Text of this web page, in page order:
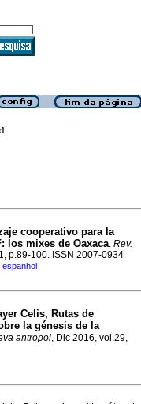
cooperativo para la
los mixes de Oaxaca. Rev.
p.89-100. ISSN 2007-0934
espanhol
Celis, Rutas de
la génesis de la
antropol, Dic 2016, vol.29,